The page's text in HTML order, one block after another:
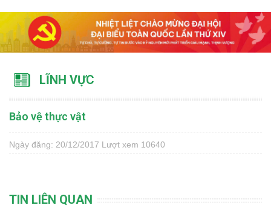
LĨNH VỰC
Bảo vệ thực vật
Ngày đăng: 20/12/2017 Lượt xem 10640
TIN LIÊN QUAN